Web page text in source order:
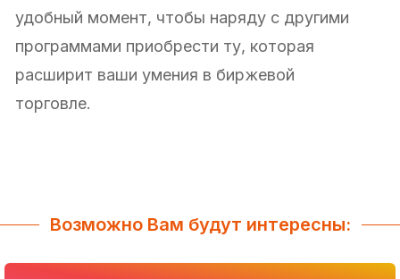
удобный момент, чтобы наряду с другими
программами приобрести ту, которая
расширит ваши умения в биржевой
торговле.
Возможно Вам будут интересны: